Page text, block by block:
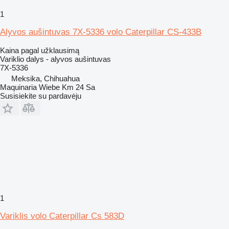
1
Alyvos aušintuvas 7X-5336 volo Caterpillar CS-433B
Kaina pagal užklausimą
Variklio dalys - alyvos aušintuvas
7X-5336
Meksika, Chihuahua
Maquinaria Wiebe Km 24 Sa
Susisiekite su pardavėju
1
Variklis volo Caterpillar Cs 583D